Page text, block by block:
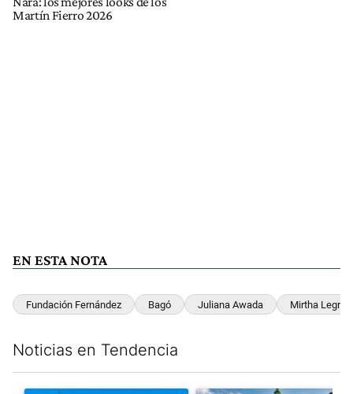
Martín Fierro 2026
EN ESTA NOTA
Fundación Fernández Bagó Juliana Awada Mirtha
Noticias en Tendencia